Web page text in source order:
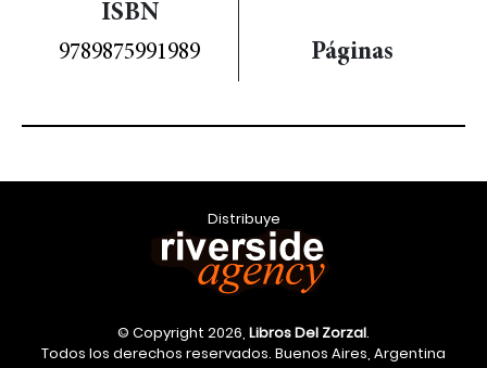
ISBN
9789875991989 Páginas
Distribuye
© Copyright 2026, Libros Del Zorzal.
Todos los derechos reservados. Buenos Aires, Argentina